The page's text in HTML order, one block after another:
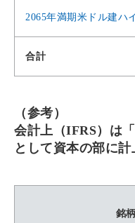
2065年満期米ドル建ハ
合計
（参考）
会計上（IFRS）は
として資本の部に計
銘柄